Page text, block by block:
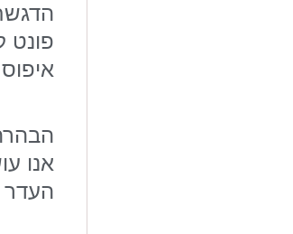
פונט
איפוס
אנו
העדר